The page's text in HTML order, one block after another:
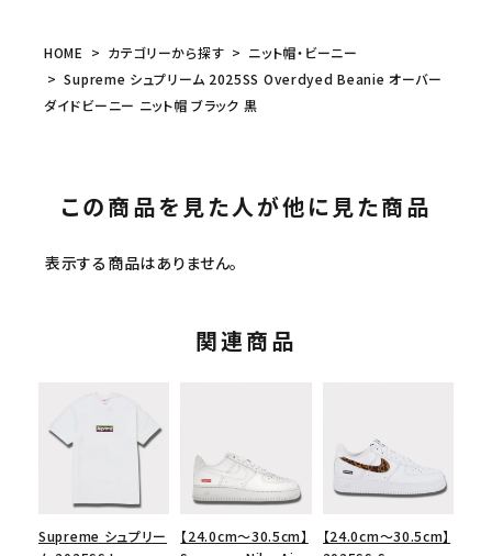
HOME カテゴリーから探す
ニット帽・ビーニー
Supreme シュプリーム 2025SS Overdyed Beanie オーバー
ダイドビーニー ニット帽 ブラック 黒
この商品を見た人が他に見た商品
表示する商品はありません。
関連商品
Supreme シュプリー
【24.0cm～30.5cm】
【24.0cm～30.5cm】